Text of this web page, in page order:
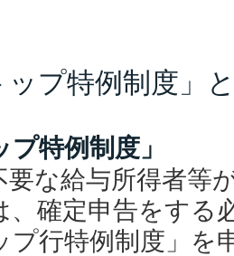
ップ特例制度」
プ特例制度」
要な給与所得者等
、確定申告をする
プ行特例制度」を